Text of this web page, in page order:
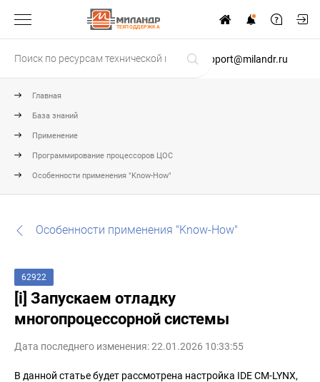
ТЕХПОДДЕРЖКА
support@milandr.ru
Главная
База знаний
Применение
Программирование процессоров ЦОС
Особенности применения "Know-How"
Особенности применения "Know-How"
62922
[i] Запускаем отладку
многопроцессорной системы
Дата последнего изменения: 22.01.2026 10:33:55
В данной статье будет рассмотрена настройка IDE CM-LYNX,